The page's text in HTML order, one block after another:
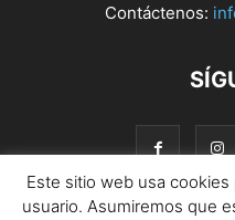
Contáctenos:
Este sitio web usa
usuario. Asumiremos que